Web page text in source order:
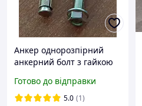
Анкер однорозпірний
анкерний болт з гайкою
сталевий жовтий цинк
Готово до відправки
5.0 (1)